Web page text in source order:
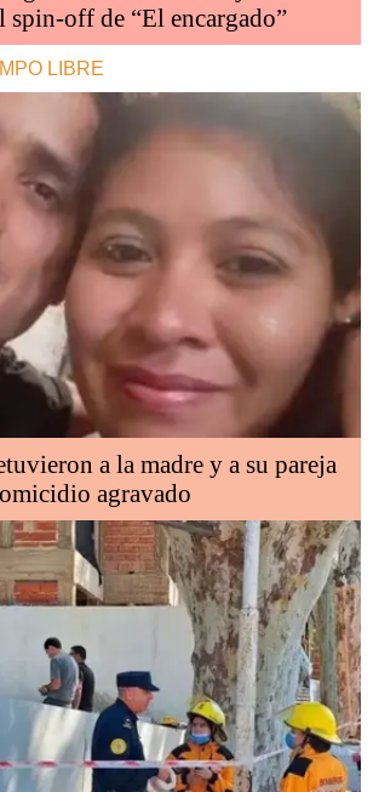
spin-off de “El encargado”
LIBRE
a la madre y a su pareja
agravado